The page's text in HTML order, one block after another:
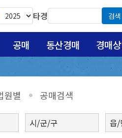
타경 검색
공매 동산경매 경매
원별 circle 공매검색